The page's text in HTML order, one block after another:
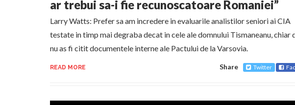
ar trebui sa-i fie recunoscatoare Romaniei”
Larry Watts: Prefer sa am incredere in evaluarile analistilor seniori ai CIA
testate in timp mai degraba decat in cele ale domnului Tismaneanu, chiar
nu as fi citit documentele interne ale Pactului de la Varsovia.
READ MORE Share Twitter